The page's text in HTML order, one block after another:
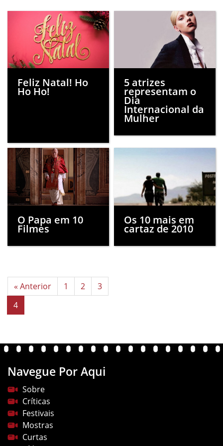
Feliz Natal! Ho
Ho Ho!
5 atrizes
representam o
Dia
Internacional da
Mulher
O Papa em 10
Filmes
Os 10 mais em
cartaz de 2010
« Anterior 1 2
3
4
Navegue Por Aqui
Sobre
Críticas
Festivais
Mostras
Curtas